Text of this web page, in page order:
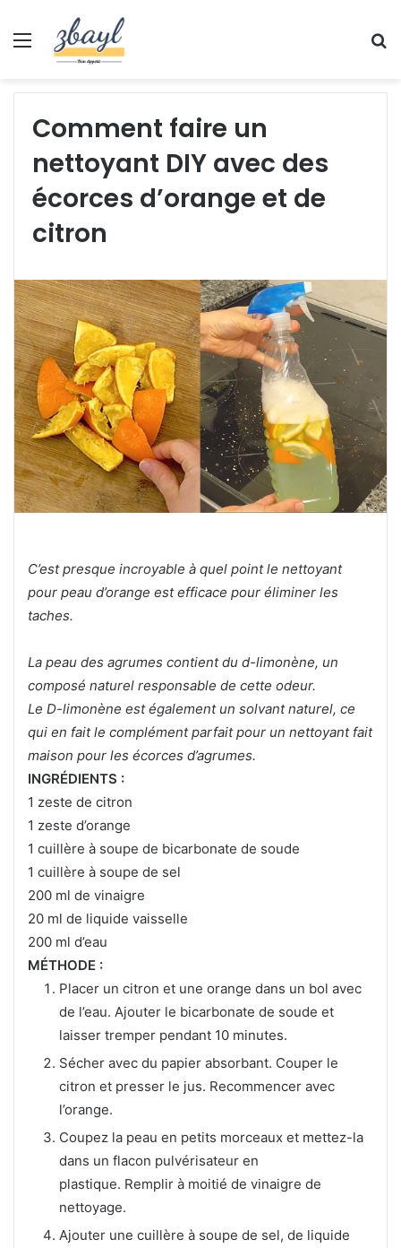
Menu
Comment faire un
nettoyant DIY avec des
écorces d’orange et de
citron
C’est presque incroyable à quel point le nettoyant
pour peau d’orange est efficace pour éliminer les
taches.
La peau des agrumes contient du d-limonène, un
composé naturel responsable de cette odeur.
Le D-limonène est également un solvant naturel, ce
qui en fait le complément parfait pour un nettoyant fait
maison pour les écorces d’agrumes.
INGRÉDIENTS :
1 zeste de citron
1 zeste d’orange
1 cuillère à soupe de bicarbonate de soude
1 cuillère à soupe de sel
200 ml de vinaigre
20 ml de liquide vaisselle
200 ml d’eau
MÉTHODE :
Placer un citron et une orange dans un bol avec
de l’eau. Ajouter le bicarbonate de soude et
laisser tremper pendant 10 minutes.
Sécher avec du papier absorbant. Couper le
citron et presser le jus. Recommencer avec
l’orange.
Coupez la peau en petits morceaux et mettez-la
dans un flacon pulvérisateur en
plastique. Remplir à moitié de vinaigre de
nettoyage.
Ajouter une cuillère à soupe de sel, de liquide